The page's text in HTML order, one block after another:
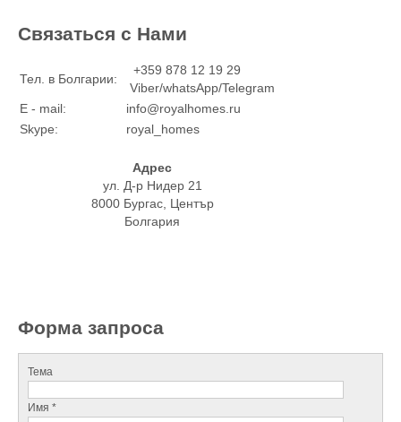
Связаться с Нами
Тел. в Болгарии:
+359 878 12 19 29
Viber/whatsApp/Telegram
E - mail:
info@royalhomes.ru
Skype:
royal_homes
Адрес
ул. Д-р Нидер 21
8000 Бургас, Център
Болгария
Форма запроса
Тема
Имя *